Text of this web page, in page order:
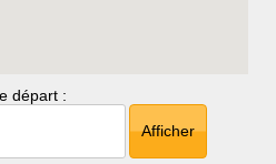
départ :
Afficher